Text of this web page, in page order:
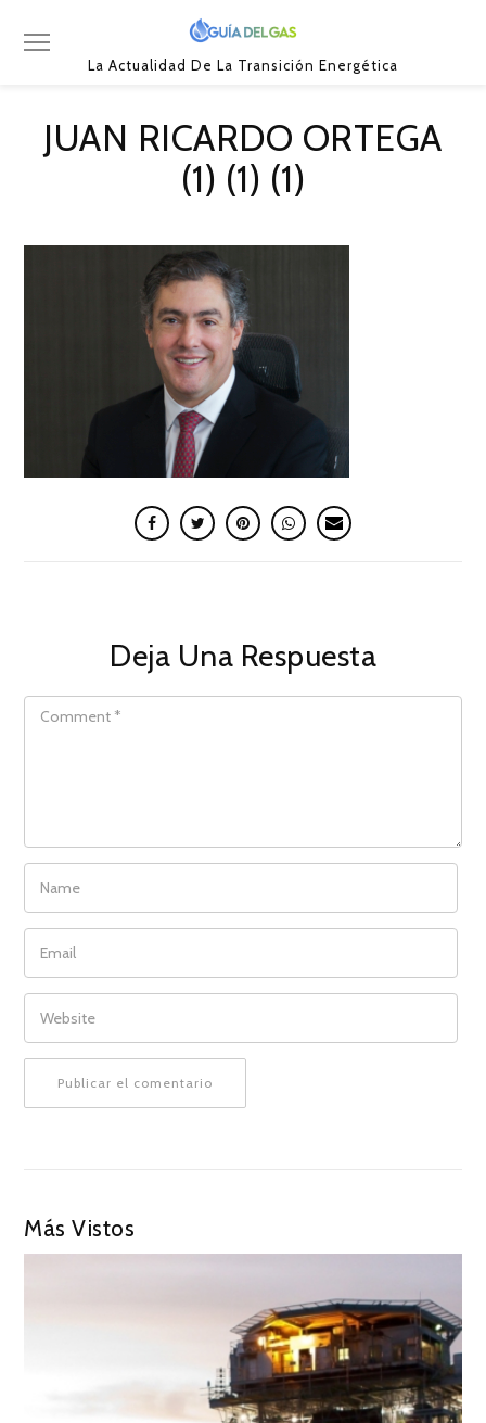
La Actualidad De La Transición Energética
JUAN RICARDO ORTEGA
(1) (1) (1)
Deja Una Respuesta
COMMENT
NAME
EMAIL
WEBSITE
Más Vistos